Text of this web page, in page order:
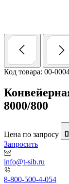
Код товара: 00-
8000/800
Цена по запросу
Запросить
info@t-sib.ru
8-800-500-4-054